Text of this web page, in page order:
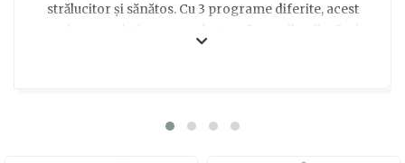
strălucitor și sănătos. Cu 3 programe diferite, acest
gadget revoluționar se adaptează nevoilor fiecărui
viață, Periuța de dinți electrica Xiaomi Smart